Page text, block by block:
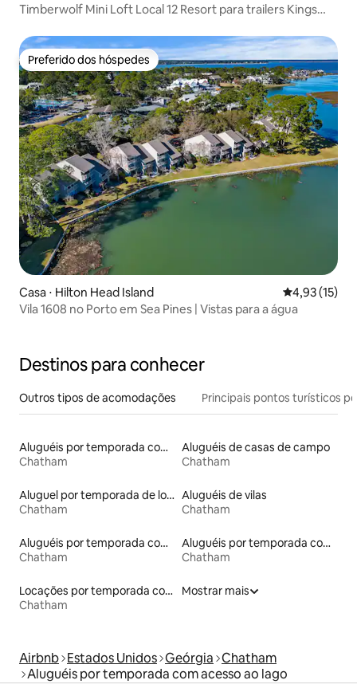
Timberwolf Mini Loft Local 12 Resort para trailers Kings
Preferido dos hóspedes
Preferido dos hóspedes
Casa ⋅ Hilton Head Island 4,93 de uma
4,93 (15)
Vila 1608 no Porto em Sea Pines | Vistas para a água
Destinos para conhecer
Outros tipos de acomodações Principais pontos turísticos
Aluguéis por temporada com acesso à praia
Chatham
Aluguéis de casas de campo
Chatham
Aluguel por temporada de lofts
Chatham
Aluguéis de vilas
Chatham
Aluguéis por temporada com banheiro para PCD
Chatham
Aluguéis por temporada com caiaque
Chatham
Locações por temporada com piscina
Chatham
Mostrar mais
Airbnb Estados Unidos Geórgia Chatham
Aluguéis por temporada com acesso ao lago